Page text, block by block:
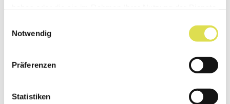
Notwendig
Präferenzen
Statistiken
ungeniessbar, sogar giftig, und kann zu
führen. Wildtiere wie Rehe, Hirsche oder
problemlos verzehren.